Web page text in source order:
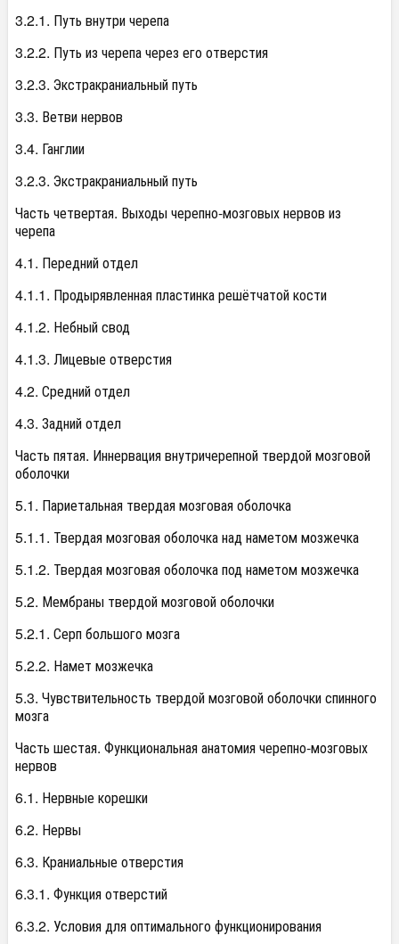
3.2.1. Путь внутри черепа
3.2.2. Путь из черепа через его отверстия
3.2.3. Экстракраниальный путь
3.3. Ветви нервов
3.4. Ганглии
3.2.3. Экстракраниальный путь
Часть четвертая. Выходы черепно-мозговых нервов из
черепа
4.1. Передний отдел
4.1.1. Продырявленная пластинка решётчатой кости
4.1.2. Небный свод
4.1.3. Лицевые отверстия
4.2. Средний отдел
4.3. Задний отдел
Часть пятая. Иннервация внутричерепной твердой мозговой
оболочки
5.1. Париетальная твердая мозговая оболочка
5.1.1. Твердая мозговая оболочка над наметом мозжечка
5.1.2. Твердая мозговая оболочка под наметом мозжечка
5.2. Мембраны твердой мозговой оболочки
5.2.1. Серп большого мозга
5.2.2. Намет мозжечка
5.3. Чувствительность твердой мозговой оболочки спинного
мозга
Часть шестая. Функциональная анатомия черепно-мозговых
нервов
6.1. Нервные корешки
6.2. Нервы
6.3. Краниальные отверстия
6.3.1. Функция отверстий
6.3.2. Условия для оптимального функционирования